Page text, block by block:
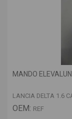
MANDO
LANCIA DELTA 1.6
OEM: REF